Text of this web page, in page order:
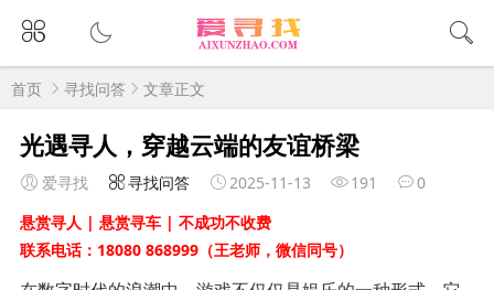
首页 寻找问答 文章正文
光遇寻人，穿越云端的友谊桥梁
爱寻找 寻找问答 2025-11-13 191
0
悬赏寻人 | 悬赏寻车 | 不成功不收费
联系电话：18080 868999（王老师，微信同号）